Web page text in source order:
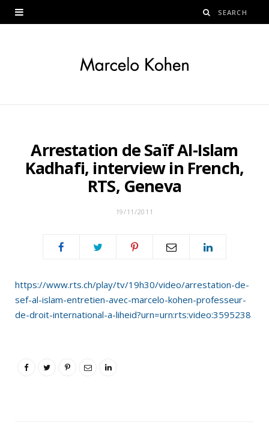
Arrestation de Saïf Al-Islam
Kadhafi, interview in French,
RTS, Geneva
19/11/2011
https://www.rts.ch/play/tv/19h30/video/arrestation-de-
sef-al-islam-entretien-avec-marcelo-kohen-professeur-
de-droit-international-a-liheid?urn=urn:rts:video:3595238